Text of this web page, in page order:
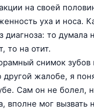
на своей
уха и носа.
диагноза: то думала
то на отит.
снимок зубов
жалобе, я
Сам он не болел,
вполне мог вызвать